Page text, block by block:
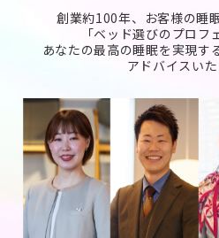
創業約100年、お客様の睡
「ベッド選びのプロ
あなたの最高の睡眠を実現す
アドバイスいた